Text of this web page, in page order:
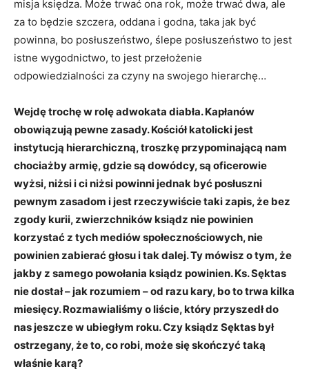
misja księdza. Może trwać ona rok, może trwać dwa, ale
za to będzie szczera, oddana i godna, taka jak być
powinna, bo posłuszeństwo, ślepe posłuszeństwo to jest
istne wygodnictwo, to jest przełożenie
odpowiedzialności za czyny na swojego hierarchę…
Wejdę trochę w rolę adwokata diabła. Kapłanów
obowiązują pewne zasady. Kościół katolicki jest
instytucją hierarchiczną, troszkę przypominającą nam
chociażby armię, gdzie są dowódcy, są oficerowie
wyżsi, niżsi i ci niżsi powinni jednak być posłuszni
pewnym zasadom i jest rzeczywiście taki zapis, że bez
zgody kurii, zwierzchników ksiądz nie powinien
korzystać z tych mediów społecznościowych, nie
powinien zabierać głosu i tak dalej. Ty mówisz o tym, że
jakby z samego powołania ksiądz powinien. Ks. Sęktas
nie dostał – jak rozumiem – od razu kary, bo to trwa kilka
miesięcy. Rozmawialiśmy o liście, który przyszedł do
nas jeszcze w ubiegłym roku. Czy ksiądz Sęktas był
ostrzegany, że to, co robi, może się skończyć taką
właśnie karą?